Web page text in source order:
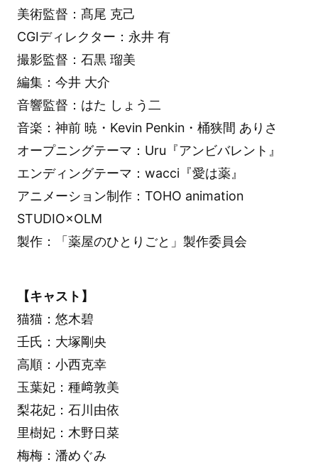
美術監督：髙尾 克己
CGIディレクター：永井 有
撮影監督：石黒 瑠美
編集：今井 大介
音響監督：はた しょう二
音楽：神前 暁・Kevin Penkin・桶狭間 ありさ
オープニングテーマ：Uru『アンビバレント』
エンディングテーマ：wacci『愛は薬』
アニメーション制作：TOHO animation
STUDIO×OLM
製作：「薬屋のひとりごと」製作委員会
【キャスト】
猫猫：悠木碧
壬氏：大塚剛央
高順：小西克幸
玉葉妃：種﨑敦美
梨花妃：石川由依
里樹妃：木野日菜
梅梅：潘めぐみ